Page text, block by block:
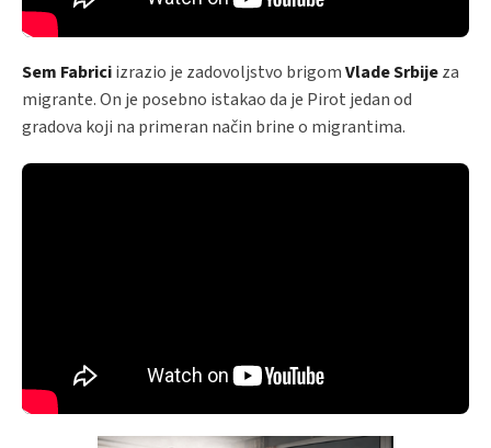
Sem Fabriciizrazio je zadovoljstvo brigomVlade Srbijeza
migrante. On je posebno istakao da je Pirot jedan od
gradova koji na primeran način brine o migrantima.